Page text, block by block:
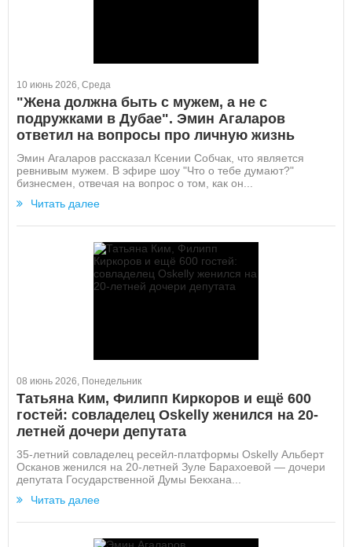
10 июнь 2026, Среда
"Жена должна быть с мужем, а не с
подружками в Дубае". Эмин Агаларов
ответил на вопросы про личную жизнь
Эмин Агаларов рассказал Ксении Собчак, что является
ревнивым мужем. В эфире шоу "Что о тебе думают?"
бизнесмен, отвечая на вопрос о том, как он...
Читать далее
08 июнь 2026, Понедельник
Татьяна Ким, Филипп Киркоров и ещё 600
гостей: совладелец Oskelly женился на 20-
летней дочери депутата
35-летний совладелец ресейл-платформы Oskelly Альберт
Осканов женился на 20-летней Зуле Барахоевой — дочери
депутата Государственной Думы Бекхана...
Читать далее